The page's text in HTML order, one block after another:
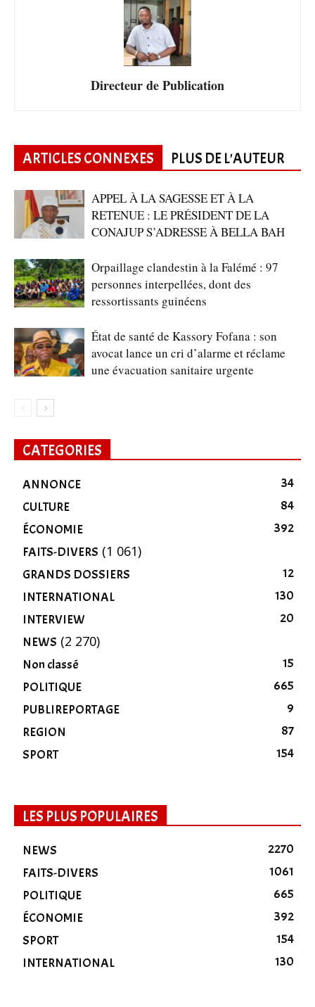
Directeur de Publication
ARTICLES CONNEXES PLUS DE L'AUTEUR
APPEL À LA SAGESSE ET À LA
RETENUE : LE PRÉSIDENT DE LA
CONAJUP S’ADRESSE À BELLA BAH
Orpaillage clandestin à la Falémé : 97
personnes interpellées, dont des
ressortissants guinéens
État de santé de Kassory Fofana : son
avocat lance un cri d’alarme et réclame
une évacuation sanitaire urgente
CATEGORIES
ANNONCE
34
CULTURE
84
ÉCONOMIE
392
FAITS-DIVERS (1 061)
GRANDS DOSSIERS
12
INTERNATIONAL
130
INTERVIEW
20
NEWS (2 270)
Non classé
15
POLITIQUE
665
PUBLIREPORTAGE
9
REGION
87
SPORT
154
LES PLUS POPULAIRES
NEWS
2270
FAITS-DIVERS
1061
POLITIQUE
665
ÉCONOMIE
392
SPORT
154
INTERNATIONAL
130